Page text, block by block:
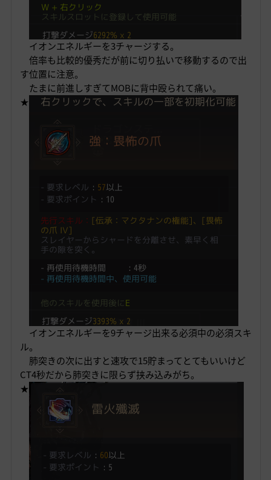
イオンエネルギーを3チャージする。
倍率も比較的優秀だが前に切り払いで移動するので出
す位置に注意。
たまに前進しすぎてMOBに背中殴られて痛い。
★
イオンエネルギーを9チャージ出来る必須中の必須スキ
ル。
肺突きの次に出すと速攻で15貯まってとてもいいけど
CT4秒だから肺突きに限らず挟み込みがち。
★